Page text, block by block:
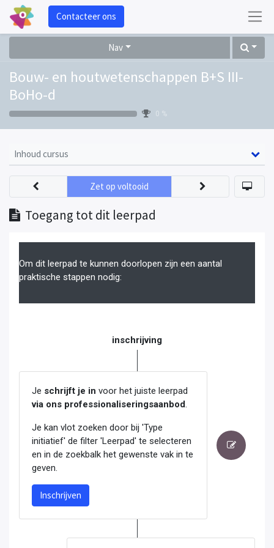
Contacteer ons
Nav
Bouw- en houtwetenschappen B+S III-
BoHo-d
0 %
Inhoud cursus
Toegang tot dit leerpad
Zet op voltooid
Om dit leerpad te kunnen doorlopen zijn een aantal
praktische stappen nodig:
inschrijving
Je schrijft je in voor het juiste leerpad
via ons professionaliseringsaanbod
Je kan vlot zoeken door bij 'Type
initiatief' de filter 'Leerpad' te selecteren
en in de zoekbalk het gewenste vak in te
geven.
Inschrijven